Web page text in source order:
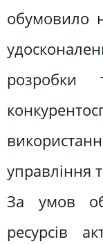
обумовило
розробки
управління
За умов
ресурсів